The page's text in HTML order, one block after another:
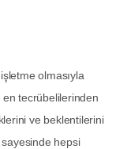
olmasıyla
en tecrübelilerinden
ve beklentilerini
hepsi